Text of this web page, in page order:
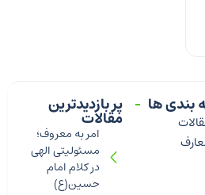
پر بازدیدترین
مقالات
امر به معروف؛
مسئولیتی الهی
در کلام امام
حسین(ع)
بندی ها